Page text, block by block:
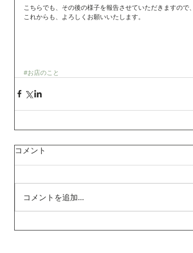
こちらでも、その後の様子を報告させていただきますので、
これからも、よろしくお願いいたします。
#お店のこと
コメント
コメントを追加…